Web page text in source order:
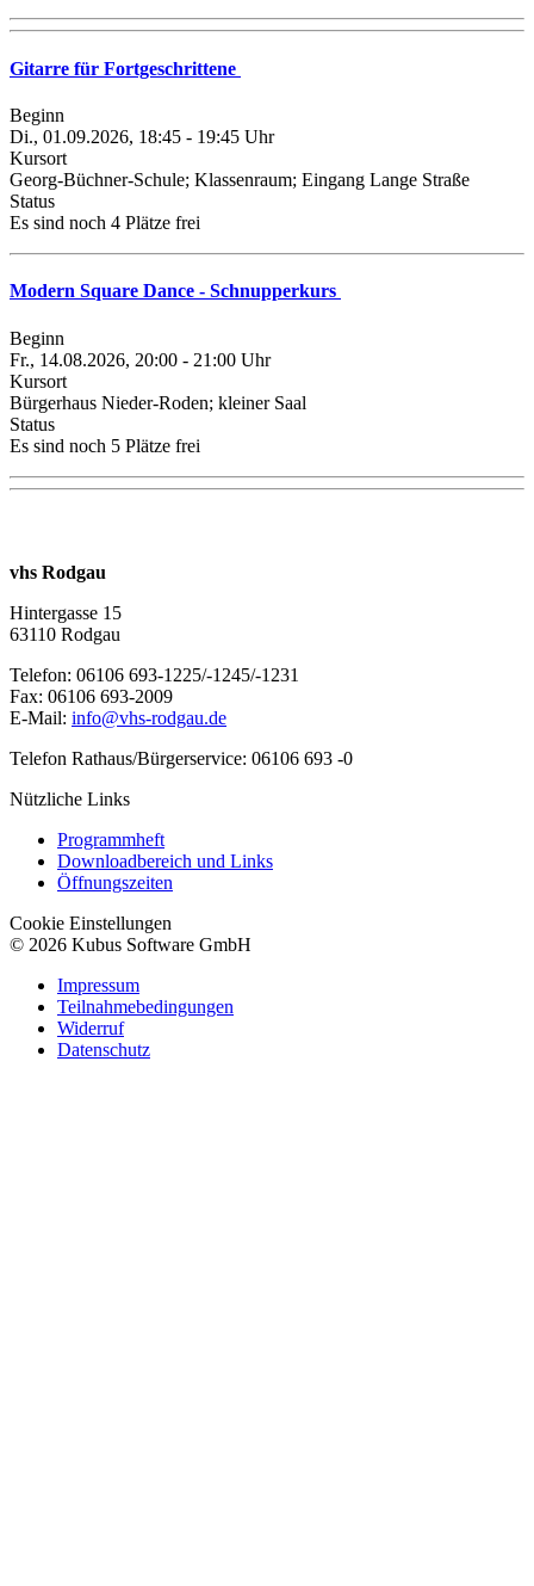
Gitarre für Fortgeschrittene
Beginn
Di., 01.09.2026, 18:45 - 19:45 Uhr
Kursort
Georg-Büchner-Schule; Klassenraum; Eingang Lange Straße
Status
Es sind noch 4 Plätze frei
Modern Square Dance - Schnupperkurs
Beginn
Fr., 14.08.2026, 20:00 - 21:00 Uhr
Kursort
Bürgerhaus Nieder-Roden; kleiner Saal
Status
Es sind noch 5 Plätze frei
vhs Rodgau
Hintergasse 15
63110 Rodgau
Telefon: 06106 693-1225/-1245/-1231
Fax: 06106 693-2009
E-Mail: info@vhs-rodgau.de
Telefon Rathaus/Bürgerservice: 06106 693 -0
Nützliche Links
Programmheft
Downloadbereich und Links
Öffnungszeiten
Cookie Einstellungen
© 2026 Kubus Software GmbH
Impressum
Teilnahmebedingungen
Widerruf
Datenschutz